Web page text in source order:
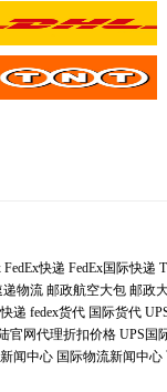
FedEx快递 FedEx国际快递
递物流 邮政航空大包 邮政
递 fedex货代 国际货代
官网代理折扣价格 UPS国
闻中心 国际物流新闻中心